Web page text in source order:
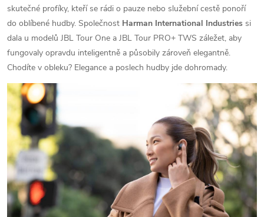
skutečné profíky, kteří se rádi o pauze nebo služební cestě ponoří
do oblíbené hudby. Společnost Harman International Industries si
dala u modelů JBL Tour One a JBL Tour PRO+ TWS záležet, aby
fungovaly opravdu inteligentně a působily zároveň elegantně.
Chodíte v obleku? Elegance a poslech hudby jde dohromady.